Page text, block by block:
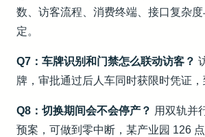
数、访客流程、消费终端、接口复杂
定。
Q7：车牌识别和门禁怎么联动访客？
牌，审批通过后人车同时获限时凭证，
Q8：切换期间会不会停产？ 用双轨并
预案，可做到零中断，某产业园 126